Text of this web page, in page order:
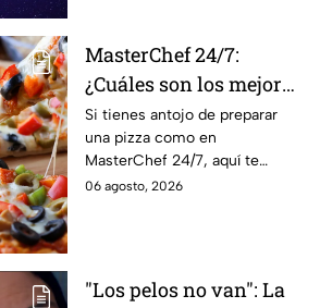
MasterChef 24/7:
¿Cuáles son los mejores
quesos para preparar
pizza en casa?
Si tienes antojo de preparar
una pizza como en
MasterChef 24/7, aquí te
contamos todo lo que debes
06 agosto, 2026
"Los pelos no van": La